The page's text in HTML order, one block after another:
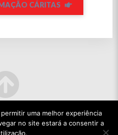
CÁRITAS
uma melhor experiência
no site estará a consentir a